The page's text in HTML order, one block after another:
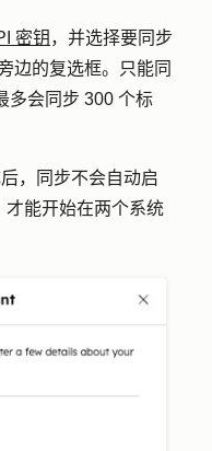
密钥 ，并选择要同步
边的复选框。只能同
多会同步 300 个标
，同步不会自动启
才能开始在两个系统